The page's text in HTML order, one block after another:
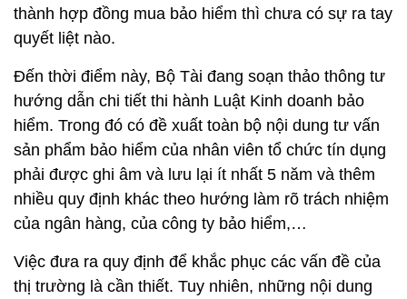
thành hợp đồng mua bảo hiểm thì chưa có sự ra tay
quyết liệt nào.
Đến thời điểm này, Bộ Tài đang soạn thảo thông tư
hướng dẫn chi tiết thi hành Luật Kinh doanh bảo
hiểm. Trong đó có đề xuất toàn bộ nội dung tư vấn
sản phẩm bảo hiểm của nhân viên tổ chức tín dụng
phải được ghi âm và lưu lại ít nhất 5 năm và thêm
nhiều quy định khác theo hướng làm rõ trách nhiệm
của ngân hàng, của công ty bảo hiểm,…
Việc đưa ra quy định để khắc phục các vấn đề của
thị trường là cần thiết. Tuy nhiên, những nội dung